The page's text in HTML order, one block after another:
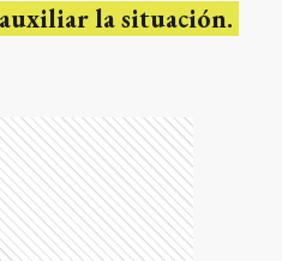
la situación.